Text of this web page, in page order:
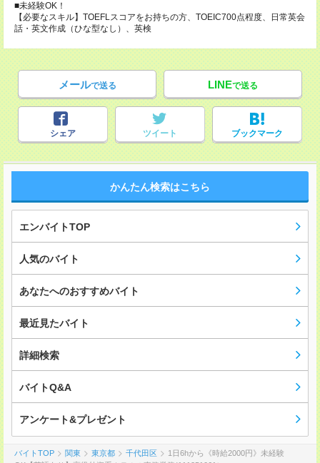
■未経験OK！
【必要なスキル】TOEFLスコアをお持ちの方、TOEIC700点程度、日常英会
話・英文作成（ひな型なし）、英検
メールで送る LINEで送る
シェア ツイート ブックマーク
かんたん検索はこちら
エンバイトTOP
人気のバイト
あなたへのおすすめバイト
最近見たバイト
詳細検索
バイトQ&A
アンケート&プレゼント
バイトTOP 関東 東京都 千代田区
1日6hから《時給2000円》未経験